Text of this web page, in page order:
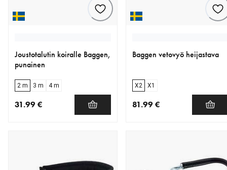
Joustotalutin koiralle Baggen,
punainen
2 m 3 m 4 m
31.99 €
Baggen vetovyö heijastava
X2 X1
81.99 €